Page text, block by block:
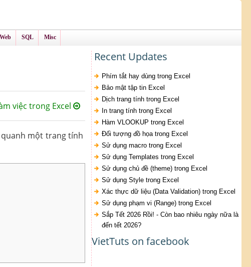
Web SQL Misc
việc trong Excel
một trang tính
Recent Updates
Phím tắt hay dùng trong Excel
Bảo mật tập tin Excel
Dịch trang tính trong Excel
In trang tính trong Excel
Hàm VLOOKUP trong Excel
Đối tượng đồ họa trong Excel
Sử dụng macro trong Excel
Sử dụng Templates trong Excel
Sử dụng chủ đề (theme) trong Excel
Sử dụng Style trong Excel
Xác thực dữ liệu (Data Validation) trong Excel
Sử dụng phạm vi (Range) trong Excel
Sắp Tết 2026 Rồi! - Còn bao nhiêu ngày nữa là
đến tết 2026?
VietTuts on facebook